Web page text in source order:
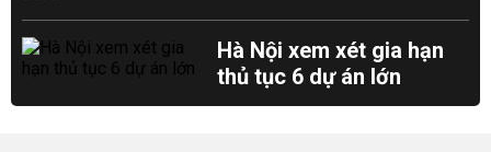
Hà Nội xem xét gia hạn
thủ tục 6 dự án lớn